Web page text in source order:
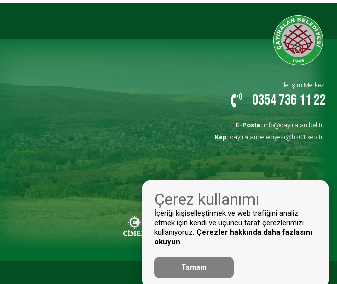
İletişim Merkezi
0354 736 11 22
E-Posta:info@cayiralan.bel.tr
Kep: cayiralanbelediyesi@hs01.kep.tr
Çerez kullanımı
İçeriği kişiselleştirmek ve web trafiğini analiz
etmek için kendi ve üçüncü taraf çerezlerimizi
kullanıyoruz. Çerezler hakkında daha fazlasını
okuyun
Tamam